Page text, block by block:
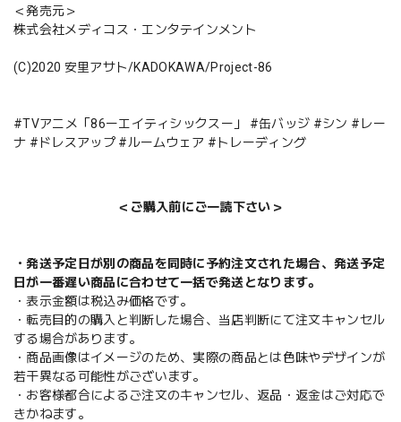
＜発売元＞
株式会社メディコス・エンタテインメント
(C)2020 安里アサト/KADOKAWA/Project-86
#TVアニメ「86ーエイティシックスー」 #缶バッジ #シン #レー
ナ #ドレスアップ #ルームウェア #トレーディング
＜ご購入前にご一読下さい＞
・発送予定日が別の商品を同時に予約注文された場合、発送予定
日が一番遅い商品に合わせて一括で発送となります。
・表示金額は税込み価格です。
・転売目的の購入と判断した場合、当店判断にて注文キャンセル
する場合があります。
・商品画像はイメージのため、実際の商品とは色味やデザインが
若干異なる可能性がございます。
・お客様都合によるご注文のキャンセル、返品・返金はご対応で
きかねます。